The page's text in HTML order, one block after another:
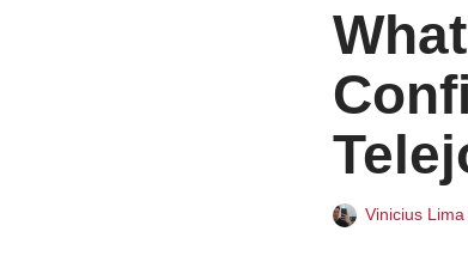
Vinicius Lima